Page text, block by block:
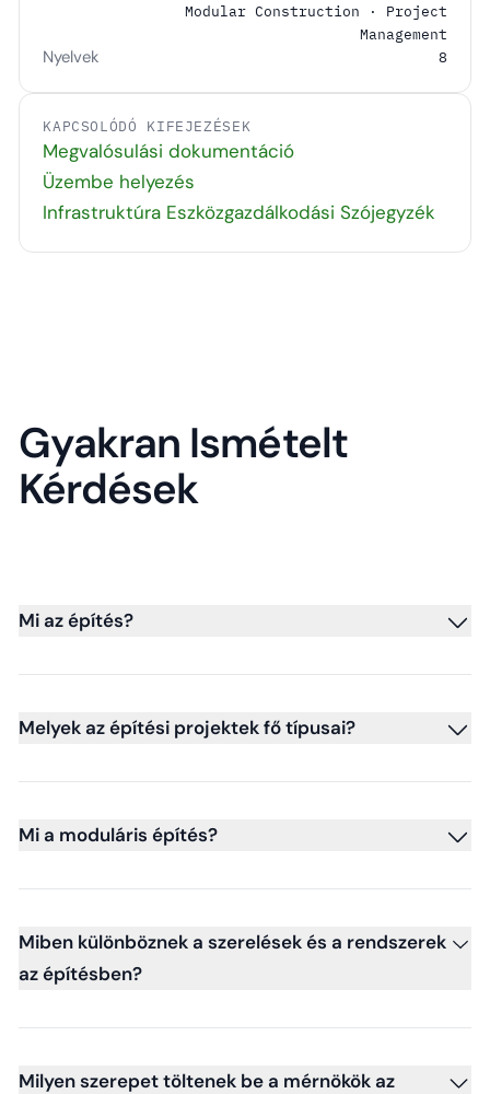
Modular Construction · Project
Management
Nyelvek 8
KAPCSOLÓDÓ KIFEJEZÉSEK
Megvalósulási dokumentáció
Üzembe helyezés
Infrastruktúra Eszközgazdálkodási Szójegyzék
Gyakran Ismételt
Kérdések
Mi az építés?
Melyek az építési projektek fő típusai?
Mi a moduláris építés?
Miben különböznek a szerelések és a rendszerek
az építésben?
Milyen szerepet töltenek be a mérnökök az